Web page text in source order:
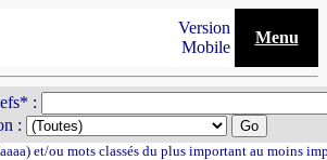
Version
Mobile
Menu
:
:
et/ou mots classés du plus important au moins